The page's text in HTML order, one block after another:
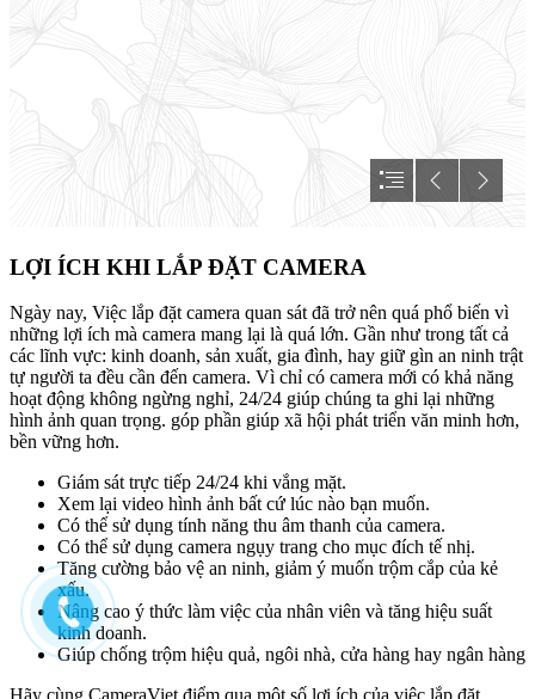
LỢI ÍCH KHI LẮP ĐẶT CAMERA
Ngày nay, Việc lắp đặt camera quan sát đã trở nên quá phổ biến vì
những lợi ích mà camera mang lại là quá lớn. Gần như trong tất cả
các lĩnh vực: kinh doanh, sản xuất, gia đình, hay giữ gìn an ninh trật
tự người ta đều cần đến camera. Vì chỉ có camera mới có khả năng
hoạt động không ngừng nghỉ, 24/24 giúp chúng ta ghi lại những
hình ảnh quan trọng. góp phần giúp xã hội phát triển văn minh hơn,
bền vững hơn.
Giám sát trực tiếp 24/24 khi vắng mặt.
Xem lại video hình ảnh bất cứ lúc nào bạn muốn.
Có thể sử dụng tính năng thu âm thanh của camera.
Có thể sử dụng camera ngụy trang cho mục đích tế nhị.
Tăng cường bảo vệ an ninh, giảm ý muốn trộm cắp của kẻ
xấu.
Nâng cao ý thức làm việc của nhân viên và tăng hiệu suất
kinh doanh.
Giúp chống trộm hiệu quả, ngôi nhà, cửa hàng hay ngân hàng